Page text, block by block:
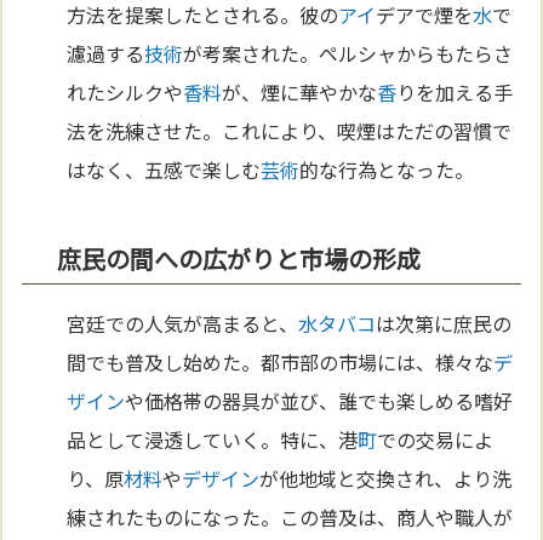
方法を提案したとされる。彼のアイデアで煙を水で
濾過する技術が考案された。ペルシャからもたらさ
れたシルクや香料が、煙に華やかな香りを加える手
法を洗練させた。これにより、喫煙はただの習慣で
はなく、五感で楽しむ芸術的な行為となった。
庶民の間への広がりと市場の形成
宮廷での人気が高まると、水タバコは次第に庶民の
間でも普及し始めた。都市部の市場には、様々なデ
ザインや価格帯の器具が並び、誰でも楽しめる嗜好
品として浸透していく。特に、港町での交易によ
り、原材料やデザインが他地域と交換され、より洗
練されたものになった。この普及は、商人や職人が